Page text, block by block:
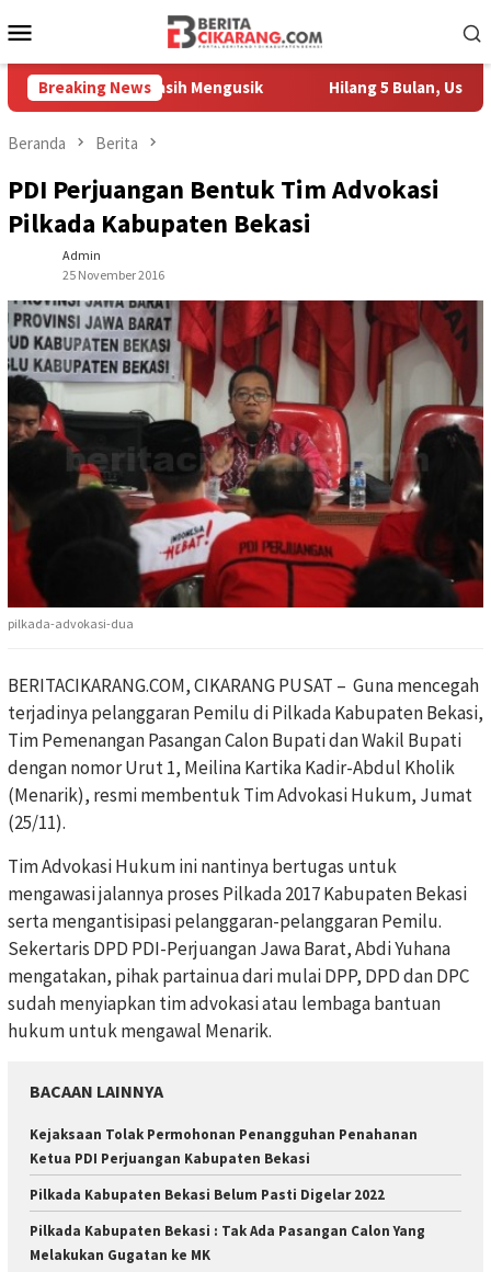
ke
Mobile
Breaking News
Masih Mengusik Hilang 5 Bulan, Ustadz Ujang
Beranda Berita
PDI Perjuangan Bentuk Tim Advokasi
Pilkada Kabupaten Bekasi
Admin
25 November 2016
pilkada-advokasi-dua
BERITACIKARANG.COM, CIKARANG PUSAT – Guna mencegah
terjadinya pelanggaran Pemilu di Pilkada Kabupaten Bekasi,
Tim Pemenangan Pasangan Calon Bupati dan Wakil Bupati
dengan nomor Urut 1, Meilina Kartika Kadir-Abdul Kholik
(Menarik), resmi membentuk Tim Advokasi Hukum, Jumat
(25/11).
Tim Advokasi Hukum ini nantinya bertugas untuk
mengawasi jalannya proses Pilkada 2017 Kabupaten Bekasi
serta mengantisipasi pelanggaran-pelanggaran Pemilu.
Sekertaris DPD PDI-Perjuangan Jawa Barat, Abdi Yuhana
mengatakan, pihak partainua dari mulai DPP, DPD dan DPC
sudah menyiapkan tim advokasi atau lembaga bantuan
hukum untuk mengawal Menarik.
BACAAN LAINNYA
Kejaksaan Tolak Permohonan Penangguhan Penahanan
Ketua PDI Perjuangan Kabupaten Bekasi
Pilkada Kabupaten Bekasi Belum Pasti Digelar 2022
Pilkada Kabupaten Bekasi : Tak Ada Pasangan Calon Yang
Melakukan Gugatan ke MK